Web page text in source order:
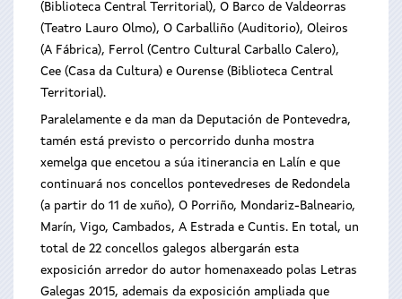
(Biblioteca Central Territorial), O Barco de Valdeorras
(Teatro Lauro Olmo), O Carballiño (Auditorio), Oleiros
(A Fábrica), Ferrol (Centro Cultural Carballo Calero),
Cee (Casa da Cultura) e Ourense (Biblioteca Central
Territorial).
Paralelamente e da man da Deputación de Pontevedra,
tamén está previsto o percorrido dunha mostra
xemelga que encetou a súa itinerancia en Lalín e que
continuará nos concellos pontevedreses de Redondela
(a partir do 11 de xuño), O Porriño, Mondariz-Balneario,
Marín, Vigo, Cambados, A Estrada e Cuntis. En total, un
total de 22 concellos galegos albergarán esta
exposición arredor do autor homenaxeado polas Letras
Galegas 2015, ademais da exposición ampliada que